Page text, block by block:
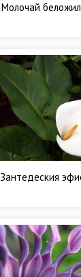
Молочай
Зантедеския